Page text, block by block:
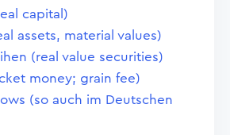
capital)
assets, material values)
(real value securities)
money; grain fee)
(so auch im Deutschen